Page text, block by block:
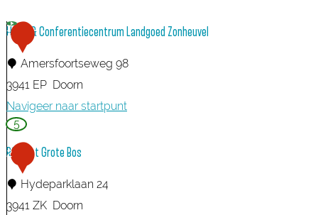
1
Hotel & Conferentiecentrum Landgoed Zonheuvel
Amersfoortseweg 98
3941 EP Doorn
Navigeer naar startpunt
H
o
e
l
5
2
RCN het Grote Bos
Hydeparklaan 24
3941 ZK Doorn